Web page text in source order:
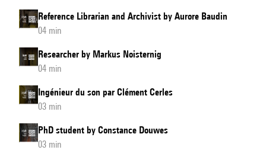
Reference Librarian and Archivist by Aurore Baudin
04 min
Researcher by Markus Noisternig
04 min
Ingénieur du son par Clément Cerles
03 min
PhD student by Constance Douwes
03 min